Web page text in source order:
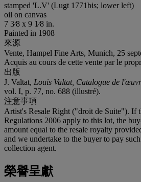
stamped 'L.V' (Lugt 1771bis; lower left)
oil on canvas
7 3⁄8 x 9 1⁄8 in.
Painted in 1908
來源
Vente, Hampel Fine Arts, Munich, 25
Acquis au cours de cette vente par le
出版
J. Valtat, Louis Valtat, Catalogue de
vol. I, p. 77, no. 688 (illustré).
注意事項
Artist's Resale Right ("droit de Suite"). If
Regulations 2006 apply to this lot, the
amount equal to the resale royalty
and we undertake to the buyer to pay
collection agent.
榮譽呈獻